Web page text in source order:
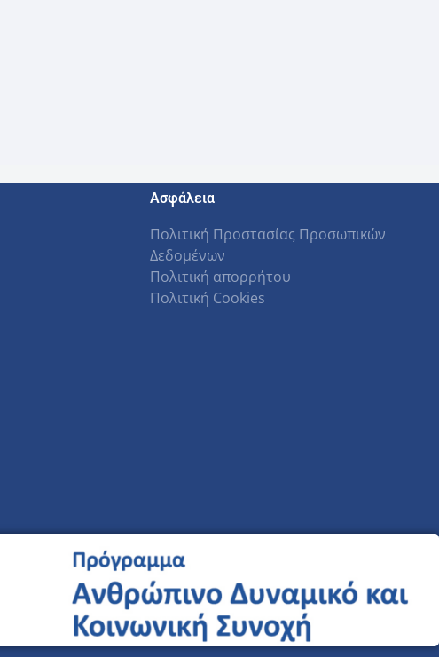
Ασφάλεια
Πολιτική Προστασίας Προσωπικών
Δεδομένων
Πολιτική απορρήτου
Πολιτική Cookies